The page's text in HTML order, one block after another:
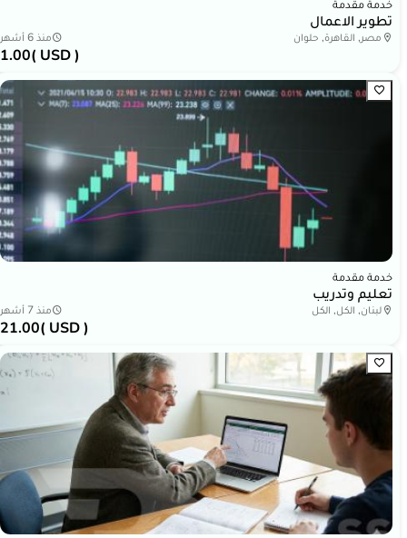
خدمة مقدمة
تطوير الاعمال
مصر, القاهرة, حلوان منذ 6 أشهر
1.00 ( USD )
خدمة مقدمة
تعليم وتدريب
لبنان, الكل, الكل منذ 7 أشهر
21.00 ( USD )